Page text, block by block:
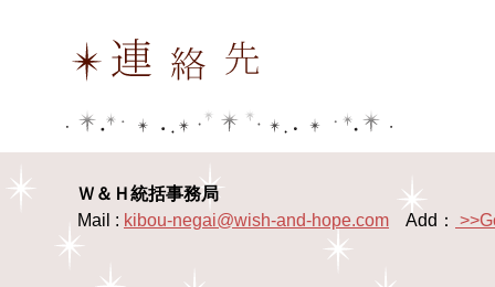
Ｗ＆Ｈ統括事務局
Mail : kibou-negai@wish-and-hope.com Add：